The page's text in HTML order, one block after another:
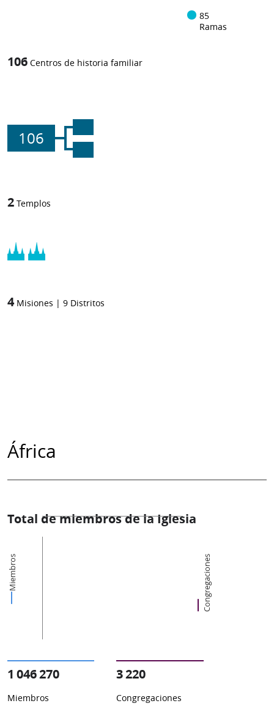
85
Ramas
106 Centros de historia familiar
106
2 Templos
4 Misiones | 9 Distritos
África
Total de miembros de la Iglesia
Miembros Congregaciones
1 046 270
Miembros
3 220
Congregaciones